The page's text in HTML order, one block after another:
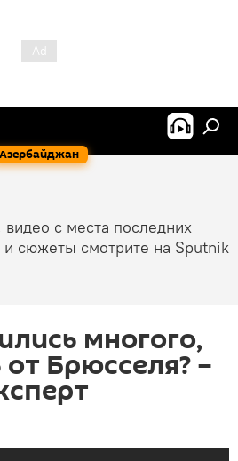
Азербайджан
с места последних
сюжеты смотрите на Sputnik
многого,
Брюсселя? –